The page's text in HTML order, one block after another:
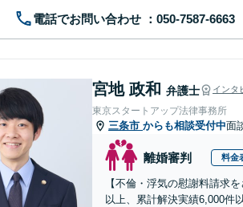
電話でお問い合わせ
宮地 政和 弁護士 インタ
東京スタートアップ法律事務所
三条市 からも相談受付中面
離婚審判 料金
【不倫・浮気の慰謝料請求
以上、累計解決実績6,000件